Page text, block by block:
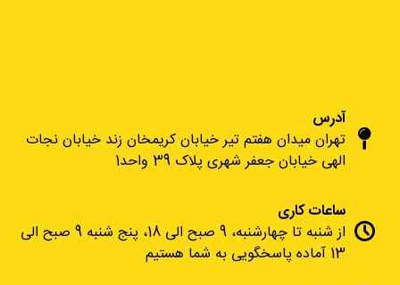
آدرس
تهران میدان هفتم تیر خیابان کریمخان زند خیابان نجات
الهی خیابان جعفر شهری پلاک 39 واحد1
ساعات کاری
از شنبه تا چهارشنبه، 9 صبح الی 18، پنج شنبه 9 صبح الی
13 آماده پاسخگویی به شما هستیم